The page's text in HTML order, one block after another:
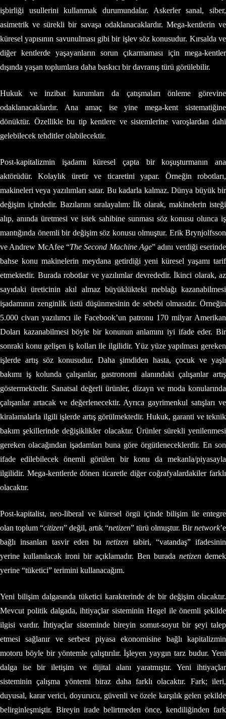
işbirliği usullerini kullanmak durumundalar. Askerler sanal, siber,
asimetrik ve sürekli bir savaşa odaklanacaklardır. Mega-kentlerin ve
küresel yapısının savunulması gibi bir işlev söz konusudur. Kırsalda ve
diğer kentlerde yaşayanların sorun çıkarmaması için mega-kentler
dışında yaşan toplumlara daha baskıcı bir davranış türü görülebilir.
Hukuk ve inzibat kurumları da çatışmaları önleme görevine
odaklanacaklardır. Ana amaç ise yine mega-kent sistematiğine
dönüktür. Özellikle bu tip kentlere ve sistemlerine varoşlardan dahi
gelebilecek tehditler olabilecektir.
Post-kapitalizmin işadamı küresel çapta bir koşuşturmanın ana
aktörüdür. Kolaylık üretir ve ticaretini yapar. Örneğin robotları,
makineleri veya yazılımları satar. Bu kadarla kalmaz. Dünya büyük bir
değişim içindedir. Bazılarını sıralayalım: İlk olarak, makinelerin isteği
alıp, anında üretmesi ve istek sahibine sunması söz konusu olunca iş
mantığında önemli bir değişim söz konusu olmuştur. Erik Brynjolfsson
ve Andrew McAfee “The Second Machine Age” adını verdiği eserinde
bahse konu makinelerin meydana getirdiği yeni küresel yaşamı tarif
etmektedir. Burada robotlar ve yazılımlar devrededir. İkinci olarak, az
sayıdaki üreticinin akıl almaz büyüklükteki meblağı kazanabilmesi
işadamının zenginlik üstü düşünmesinin de sebebi olmasıdır. Örneğin
5.000 civarı yazılımcı ile Facebook’un patronu 170 milyar Amerikan
Doları kazanabilmesi böyle bir konunun anlamını iyi ifade eder. Bir
sonraki konu gelişen iş kolları ile ilgilidir. Yüz yüze yapılması gereken
işlerde artış söz konusudur. Daha şimdiden hasta, çocuk ve yaşlı
bakımı iş kolunda çalışanlar, gastronomi alanındaki çalışanlar artış
göstermektedir. Sanatsal değerli ürünler, dizayn ve moda konularında
çalışanlar artacak ve değerlenecektir. Ayrıca gayrimenkul satışları ve
kiralamalarla ilgili işlerde artış görülmektedir. Hukuk, garanti ve teknik
bakım şekillerinde değişiklikler olacaktır. Ürünler sürekli yenilenmesi
gereken olacağından işadamları buna göre örgütleneceklerdir. En son
ifade edilebilecek önemli görülen bir konu da mekanla/piyasayla
ilgilidir. Mega-kentlerde dönen ticaretle diğer coğrafyalardakiler farklı
olacaktır.
Post-kapitalist, neo-liberal ve küresel örgü içinde bilişim ile entegre
olan toplum “citizen” değil, artık “netizen” türü olmuştur. Birnetwork’e
bağlı insanları tasvir eden bunetizen tabiri, “vatandaş” ifadesinin
yerine kullanılacak ironi bir açıklamadır. Ben burada netizen demek
yerine “tüketici” terimini kullanacağım.
Yeni bilişim dalgasında tüketici karakterinde de bir değişim olacaktır.
Mevcut politik dalgada, ihtiyaçlar sisteminin Hegel ile önemli şekilde
ilgisi vardır. İhtiyaçlar sisteminde bireyin somut-soyut bir şeyi talep
etmesi sağlanır ve serbest piyasa ekonomisine bağlı kapitalizmin
motoru böyle bir yöntemle çalıştırılır. İşleyen yaygın tarz budur. Yeni
dalga ise bir iletişim ve dijital alanı yaratmıştır. Yeni ihtiyaçlar
sisteminin çalışma yöntemi biraz daha farklı olacaktır. Fark; ileri,
duyusal, karar verici, doyurucu, güvenli ve özele karşılık gelen şekilde
belirginleşmiştir. Bireyin irade belirtmeden önce, kendiliğinden fark